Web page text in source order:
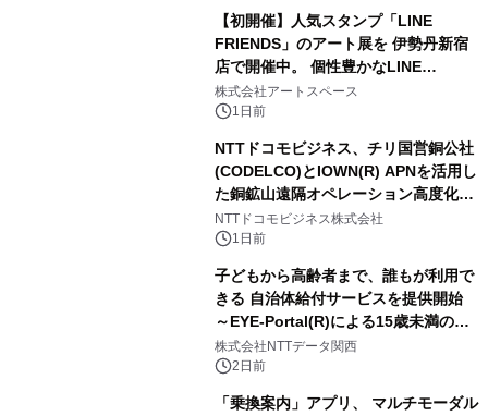
【初開催】人気スタンプ「LINE
FRIENDS」のアート展を 伊勢丹新宿
店で開催中。 個性豊かなLINE
FRIENDSの仲間たちが インテリアア
ートとして新たな魅力を発信。
株式会社アートスペース
1日前
NTTドコモビジネス、チリ国営銅公社
(CODELCO)とIOWN(R) APNを活用し
た銅鉱山遠隔オペレーション高度化に
向けた調査・実証を開始
NTTドコモビジネス株式会社
1日前
子どもから高齢者まで、誰もが利用で
きる 自治体給付サービスを提供開始
～EYE-Portal(R)による15歳未満の本
人認証と デジタルデバイド対策で実現
～
株式会社NTTデータ関西
2日前
「乗換案内」アプリ、 マルチモーダル